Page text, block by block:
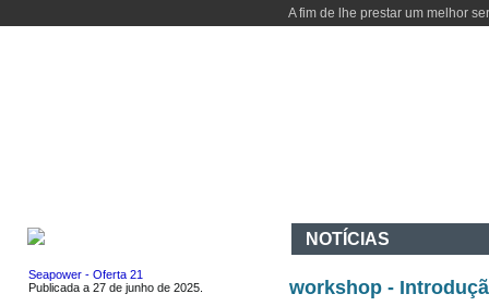
A fim de lhe prestar um melhor
Seapower - Oferta 21
Publicada a 27 de junho de 2025.
NOTÍCIAS
workshop -